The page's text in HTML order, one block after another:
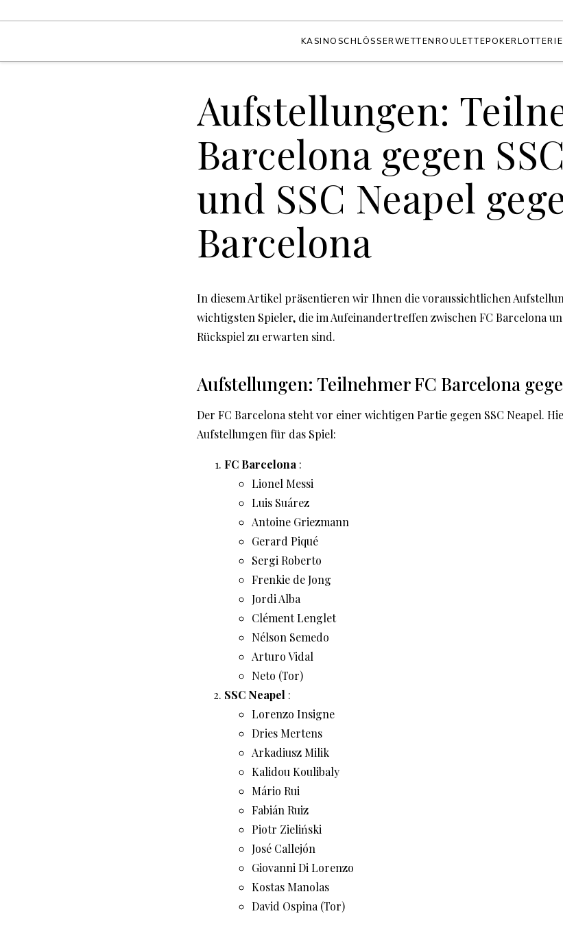
KASINOSCHLÖSSERWETTENROULETTEPOKERLOTTERIE
Aufstellungen:
Barcelona gegen
und SSC Neapel
Barcelona
In diesem Artikel präsentieren wir Ihnen die voraussichtlichen
wichtigsten Spieler, die im Aufeinandertreffen zwischen FC Barcelona
Rückspiel zu erwarten sind.
Aufstellungen: Teilnehmer FC Barcelona
Der FC Barcelona steht vor einer wichtigen Partie gegen SSC Neapel.
Aufstellungen für das Spiel:
FC Barcelona :
Lionel Messi
Luis Suárez
Antoine Griezmann
Gerard Piqué
Sergi Roberto
Frenkie de Jong
Jordi Alba
Clément Lenglet
Nélson Semedo
Arturo Vidal
Neto (Tor)
SSC Neapel :
Lorenzo Insigne
Dries Mertens
Arkadiusz Milik
Kalidou Koulibaly
Mário Rui
Fabián Ruiz
Piotr Zieliński
José Callejón
Giovanni Di Lorenzo
Kostas Manolas
David Ospina (Tor)